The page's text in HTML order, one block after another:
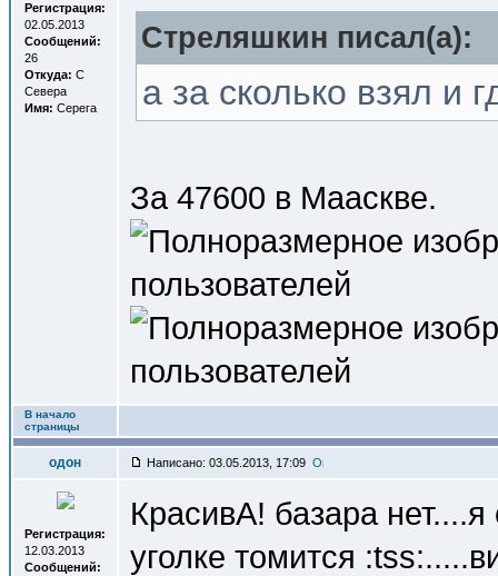
Регистрация:
02.05.2013
Сообщений:
26
Откуда: С
Севера
Имя: Серега
Стреляшкин писал(a):
а за сколько взял и
За 47600 в Мааскве.
В начало
страницы
одон Написано: 03.05.2013, 17:09
Регистрация:
12.03.2013
Сообщений:
КрасивА! базара
уголке томится